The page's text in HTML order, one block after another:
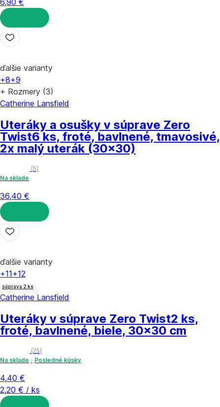
6,90 €
DO KOŠÍKA
ďalšie varianty
+8+9
+ Rozmery (3)
Catherine Lansfield
Uteráky a osušky v súprave Zero
Twist6 ks, froté, bavlnené, tmavosivé,
2x malý uterák (30x30)
(5)
Na sklade
36,40 €
DO KOŠÍKA
ďalšie varianty
+11+12
súprava 2 ks
Catherine Lansfield
Uteráky v súprave Zero Twist2 ks,
froté, bavlnené, biele, 30x30 cm
(25)
Na sklade
Posledné kúsky
4,40 €
2,20 € / ks